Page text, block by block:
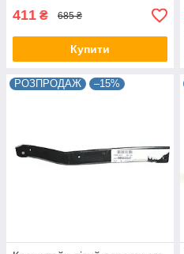
411 ₴ 685 ₴
Купити
РОЗПРОДАЖ –15%